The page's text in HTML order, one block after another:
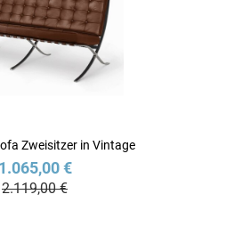
Zweisitzer in Vintage
1.065,00 €
2.119,00 €